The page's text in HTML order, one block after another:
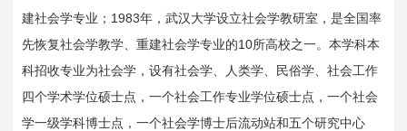
建社会学专业； 1983年，武汉大学设立社会学教研室，是全国率
先恢复社会学教学、重建社会学专业的10所高校之一。本学科本
科招收专业为社会学，设有社会学、人类学、民俗学、社会工作
四个学术学位硕士点，一个社会工作专业学位硕士点，一个社会
学一级学科博士点，一个社会学博士后流动站和五个研究中心